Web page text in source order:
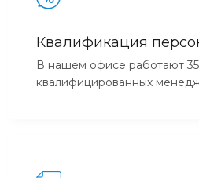
Квалификация
В нашем офисе работают 35
квалифицированных